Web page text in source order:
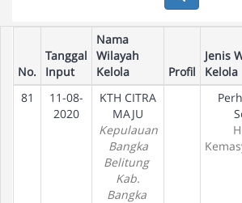
No.
Tanggal
Input
Nama
Wilayah
Kelola
Profil
Jenis
Kelola
81
11-08-
2020
KTH CITRA
MAJU
Kepulauan
Bangka
Belitung
Kab.
Bangka